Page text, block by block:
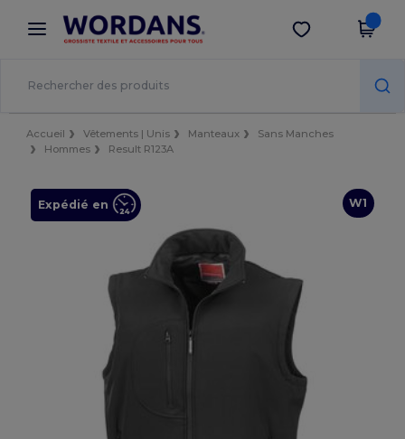
× Appli Wordans
Meilleurs prix sur l’app !
Obtenir l'appli
Accueil Vêtements | Unis Manteaux
Sans Manches
Hommes
Result R123A
W1
Expédié en